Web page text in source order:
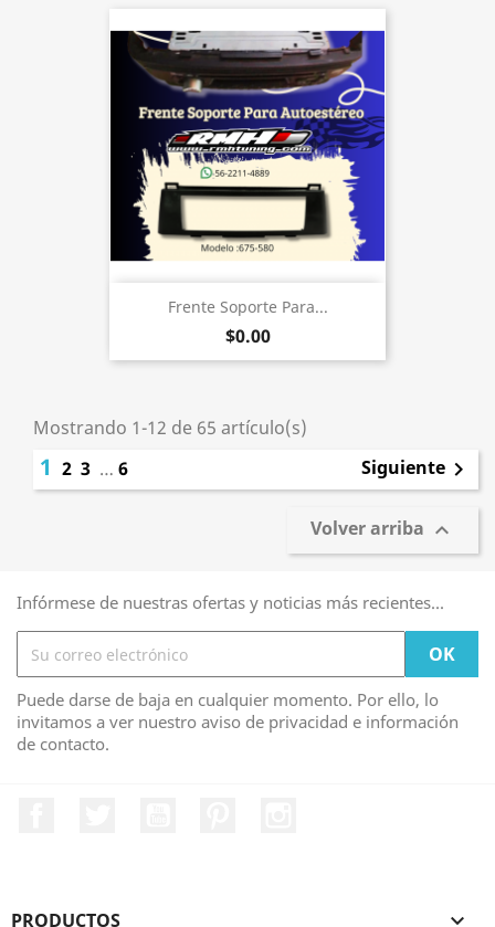
Frente Soporte Para...
$0.00
Mostrando 1-12 de 65 artículo(s)
1 2 3 … 6 Siguiente 
Volver arriba 
Infórmese de nuestras ofertas y noticias más recientes...
Puede darse de baja en cualquier momento. Por ello, lo
invitamos a ver nuestro aviso de privacidad e información
de contacto.
PRODUCTOS 